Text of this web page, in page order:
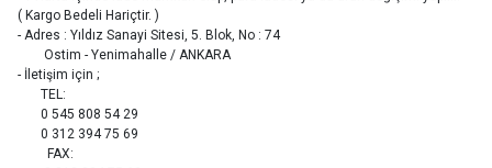
( Kargo Bedeli Hariçtir. )
- Adres : Yıldız Sanayi Sitesi, 5. Blok, No : 74
Ostim - Yenimahalle / ANKARA
- İletişim için ;
TEL:
0 545 808 54 29
0 312 394 75 69
FAX: